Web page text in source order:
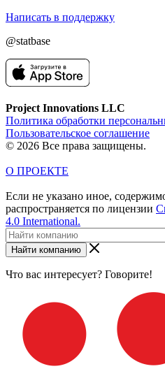
Написать в поддержку
@statbase
Project Innovations LLC
Политика обработки
Пользовательское соглашение
© 2026 Все права защищены.
О ПРОЕКТЕ
Если не указано иное,
распространяется по лицензии
4.0 International.
Найти компанию
Что вас интересует? Говорите!